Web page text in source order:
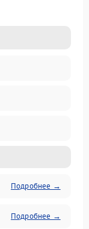
Подробнее →
Подробнее →